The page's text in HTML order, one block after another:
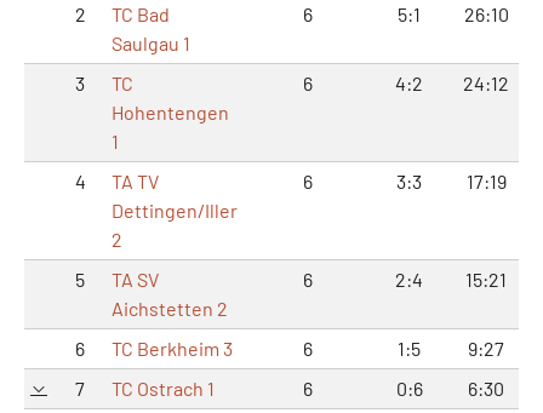
2
TC Bad
Saulgau 1
6 5:1 26:10
3
TC
Hohentengen
1
6 4:2 24:12
4
TA TV
Dettingen/Iller
2
6 3:3 17:19
5
TA SV
Aichstetten 2
6 2:4 15:21
6 TC Berkheim 3 6 1:5 9:27
7
TC Ostrach 1 6 0:6 6:30